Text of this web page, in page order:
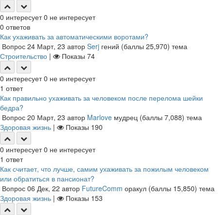
0 интересует 0 не интересует
0 ответов
Как ухаживать за автоматическими воротами?
Вопрос 24 Март, 23 автор Serj гений (баллы 25,970) тема
Строительство | Показы 74
0 интересует 0 не интересует
1 ответ
Как правильно ухаживать за человеком после перелома шейки
бедра?
Вопрос 20 Март, 23 автор Marlove мудрец (баллы 7,088) тема
Здоровая жизнь | Показы 190
0 интересует 0 не интересует
1 ответ
Как считает, что лучше, самим ухаживать за пожилым человеком
или обратиться в пансионат?
Вопрос 06 Дек, 22 автор FutureComm оракул (баллы 15,850) тема
Здоровая жизнь | Показы 153